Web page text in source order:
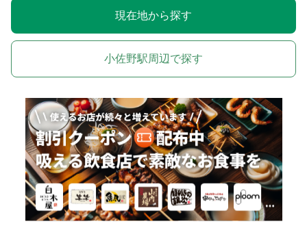
現在地から探す
小佐野駅周辺で探す